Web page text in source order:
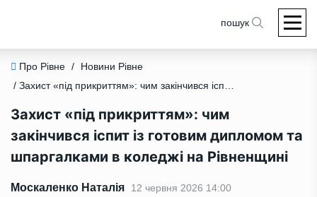
пошук
Про Рівне /
Новини Рівне
/ Захист «під прикриттям»: чим закінчився іспит із готовим дипломом та шпаргалками в коледжі на Рівненщині
Захист «під прикриттям»: чим
закінчився іспит із готовим дипломом та
шпаргалками в коледжі на Рівненщині
Москаленко Наталія 12 червня 2026 14:00